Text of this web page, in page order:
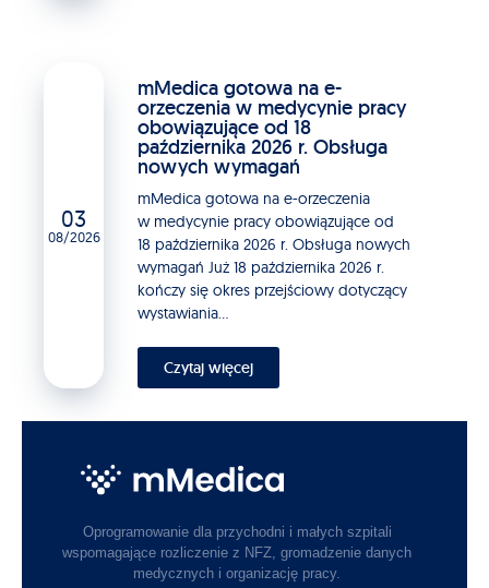
03
08/2026
mMedica gotowa na e-
orzeczenia w medycynie pracy
obowiązujące od 18
października 2026 r. Obsługa
nowych wymagań
mMedica gotowa na e-orzeczenia
w medycynie pracy obowiązujące od
18 października 2026 r. Obsługa nowych
wymagań Już 18 października 2026 r.
kończy się okres przejściowy dotyczący
wystawiania...
Czytaj więcej
Oprogramowanie dla przychodni i małych szpitali
wspomagające rozliczenie z NFZ, gromadzenie danych
medycznych i organizację pracy.